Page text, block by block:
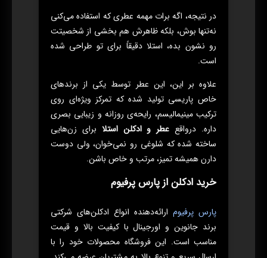
در نتیجه، اگه برات مهمه عطری که استفاده می‌کنی
نه‌تنها بوش، بلکه ظاهرش هم بخشی از شخصیتت
رو نشون بده، استلا دقیقاً برای تو طراحی شده
است.
علاوه بر این، این عطر توسط یکی از برندهای
خاص پاریسی تولید شده که تمرکز ویژه‌ای روی
ترکیب مینیمالیسم، رایحه‌ی روزانه و زیبایی بصری
داره. درواقع عطر و ادکلن استلا برای زن‌هایی
ساخته شده که شلوغی رو نمی‌خوان، ولی دوست
دارن همیشه تمیز، مرتب و خاص باشن.
خرید ادکلن از پارس پرفیوم
پارس پرفیوم ارائه‌دهنده انواع ادکلن‌های شرکتی
برند جانوین و اورجینال با کیفیت بالا و قیمت
مناسب است. این فروشگاه محصولات خود را با